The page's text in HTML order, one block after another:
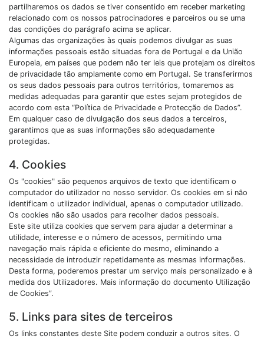
partilharemos os dados se tiver consentido em receber marketing
relacionado com os nossos patrocinadores e parceiros ou se uma
das condições do parágrafo acima se aplicar.
Algumas das organizações às quais podemos divulgar as suas
informações pessoais estão situadas fora de Portugal e da União
Europeia, em países que podem não ter leis que protejam os direitos
de privacidade tão amplamente como em Portugal. Se transferirmos
os seus dados pessoais para outros territórios, tomaremos as
medidas adequadas para garantir que estes sejam protegidos de
acordo com esta “Política de Privacidade e Protecção de Dados”.
Em qualquer caso de divulgação dos seus dados a terceiros,
garantimos que as suas informações são adequadamente
protegidas.
4. Cookies
Os "cookies" são pequenos arquivos de texto que identificam o
computador do utilizador no nosso servidor. Os cookies em si não
identificam o utilizador individual, apenas o computador utilizado.
Os cookies não são usados para recolher dados pessoais.
Este site utiliza cookies que servem para ajudar a determinar a
utilidade, interesse e o número de acessos, permitindo uma
navegação mais rápida e eficiente do mesmo, eliminando a
necessidade de introduzir repetidamente as mesmas informações.
Desta forma, poderemos prestar um serviço mais personalizado e à
medida dos Utilizadores. Mais informação do documento Utilização
de Cookies”.
5. Links para sites de terceiros
Os links constantes deste Site podem conduzir a outros sites. O